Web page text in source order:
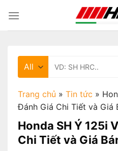
content
Trang chủ » Tin tức »
Đánh Giá Chi Tiết và Giá
Honda SH Ý 125i
Chi Tiết và Giá